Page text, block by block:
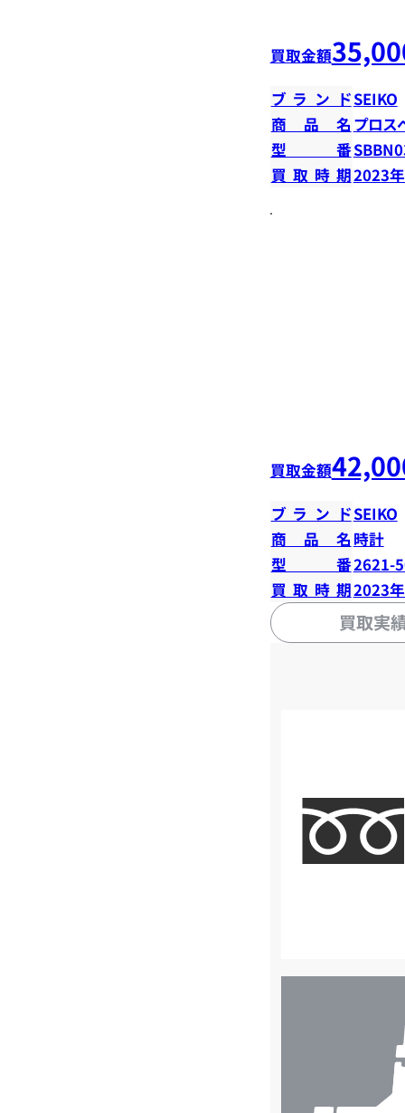
買取金額
ブランドSEIKO
商品名 プロス
型番
買取時期2023
買取金額
ブランドSEIKO
商品名 時計
型番2621-
買取時期2023
買取実